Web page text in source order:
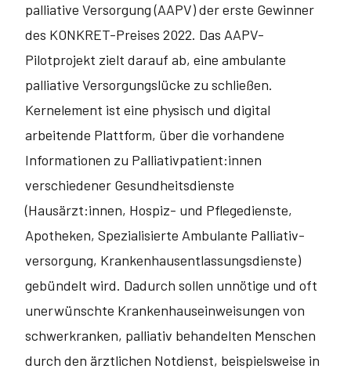
palliative Versorgung (AAPV) der erste Gewinner
des KONKRET-Preises 2022. Das AAPV-
Pilotprojekt zielt darauf ab, eine ambu­lante
palliative Versorgungslücke zu schließen.
Kernelement ist eine phy­sisch und digital
arbeitende Plattform, über die vorhandene
Informationen zu Palliativpatient:innen
verschiedener Gesundheitsdienste
(Hausärzt:innen, Hospiz- und Pflegedienste,
Apotheken, Spezialisierte Ambulante Palliativ­
versorgung, Krankenhausentlassungsdienste)
gebündelt wird. Dadurch sollen unnötige und oft
unerwünschte Krankenhauseinweisungen von
schwerkranken, palliativ behandelten Menschen
durch den ärztlichen Not­dienst, beispielsweise in